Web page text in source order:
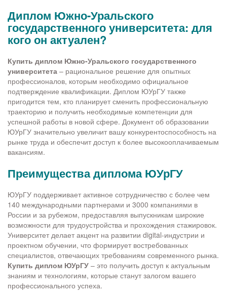
Диплом Южно-Уральского
государственного университета: для
кого он актуален?
Купить диплом Южно-Уральского государственного
университета – рациональное решение для опытных
профессионалов, которым необходимо официальное
подтверждение квалификации. Диплом ЮУрГУ также
пригодится тем, кто планирует сменить профессиональную
траекторию и получить необходимые компетенции для
успешной работы в новой сфере. Документ об образовании
ЮУрГУ значительно увеличит вашу конкурентоспособность на
рынке труда и обеспечит доступ к более высокооплачиваемым
вакансиям.
Преимущества диплома ЮУрГУ
ЮУрГУ поддерживает активное сотрудничество с более чем
140 международными партнерами и 3000 компаниями в
России и за рубежом, предоставляя выпускникам широкие
возможности для трудоустройства и прохождения стажировок.
Университет делает акцент на развитии digital-индустрии и
проектном обучении, что формирует востребованных
специалистов, отвечающих требованиям современного рынка.
Купить диплом ЮУрГУ – это получить доступ к актуальным
знаниям и технологиям, которые станут залогом вашего
профессионального успеха.